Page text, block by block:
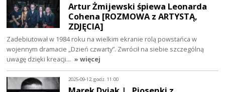
Artur Żmijewski śpiewa Leonarda
Cohena [ROZMOWA z ARTYSTĄ,
ZDJĘCIA]
Zadebiutował w 1984 roku na wielkim ekranie rolą powstańca w
wojennym dramacie „Dzień czwarty”. Zwrócił na siebie szczególną
uwagę dzięki kreacji… » więcej
2025-09-12, godz. 11:00